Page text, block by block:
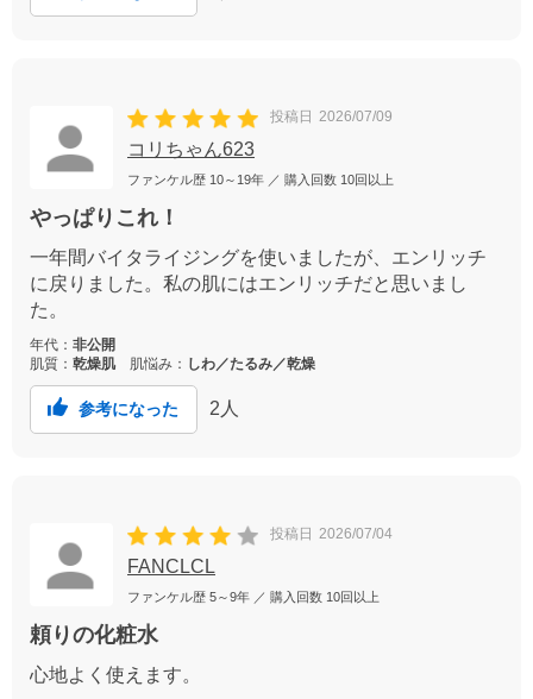
投稿日 2026/07/09
コリちゃん623
ファンケル歴 10～19年 ／ 購入回数 10回以上
やっぱりこれ！
一年間バイタライジングを使いましたが、エンリッチ
に戻りました。私の肌にはエンリッチだと思いまし
た。
年代： 非公開
肌質： 乾燥肌 肌悩み： しわ／たるみ／乾燥
参考になった 2 人
投稿日 2026/07/04
FANCLCL
ファンケル歴 5～9年 ／ 購入回数 10回以上
頼りの化粧水
心地よく使えます。